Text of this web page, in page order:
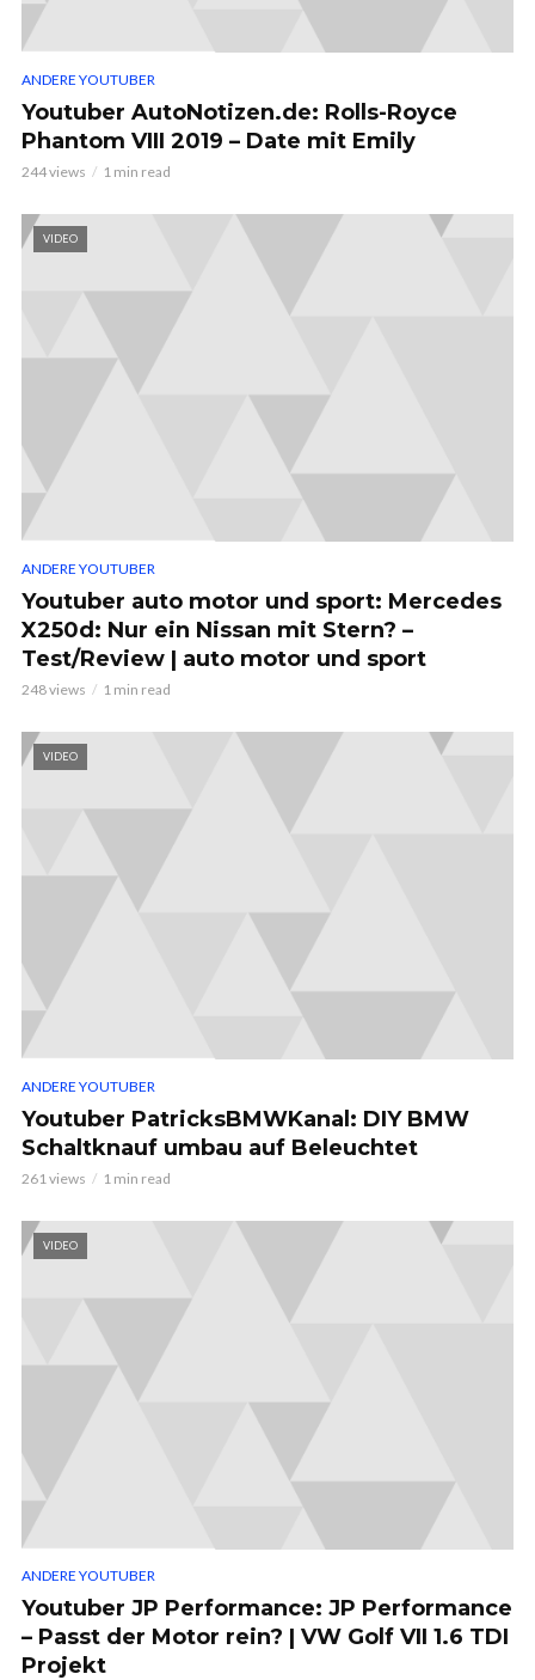
ANDERE YOUTUBER
Youtuber AutoNotizen.de: Rolls-Royce
Phantom VIII 2019 – Date mit Emily
244 views 1 min read
VIDEO
ANDERE YOUTUBER
Youtuber auto motor und sport: Mercedes
X250d: Nur ein Nissan mit Stern? –
Test/Review | auto motor und sport
248 views 1 min read
VIDEO
ANDERE YOUTUBER
Youtuber PatricksBMWKanal: DIY BMW
Schaltknauf umbau auf Beleuchtet
261 views 1 min read
VIDEO
ANDERE YOUTUBER
Youtuber JP Performance: JP Performance
– Passt der Motor rein? | VW Golf VII 1.6 TDI
Projekt